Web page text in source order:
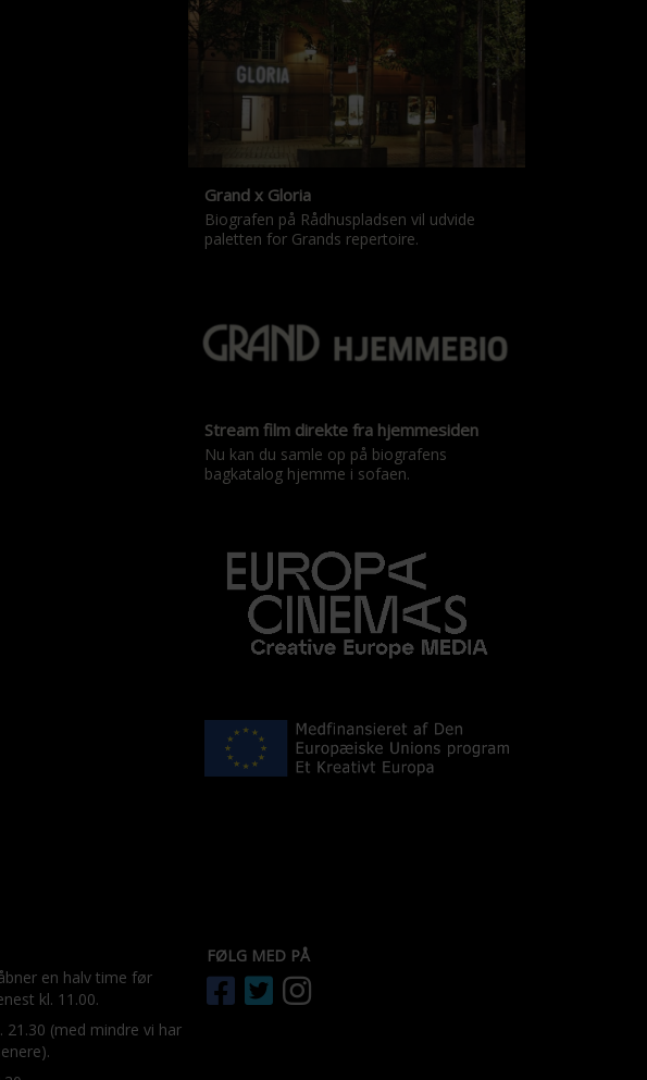
Grand x Gloria
Biografen på Rådhuspladsen vil udvide
paletten for Grands repertoire.
Stream film direkte fra hjemmesiden
Nu kan du samle op på biografens
bagkatalog hjemme i sofaen.
en halv time før
kl. 11.00.
21.30 (med mindre vi har
FØLG MED PÅ